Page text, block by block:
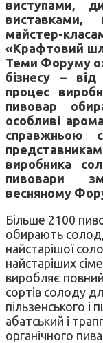
виступами,
виставками,
майстер-
«Крафтовий
Теми Форуму
бізнесу –
процес
пивовар
особливі
справжньою
виробника
пивовари
весняному
Більше 2100
обирають
найстарішої
найстаріших
виробляє
сортів солоду
пільзенського
абатський і
органічного